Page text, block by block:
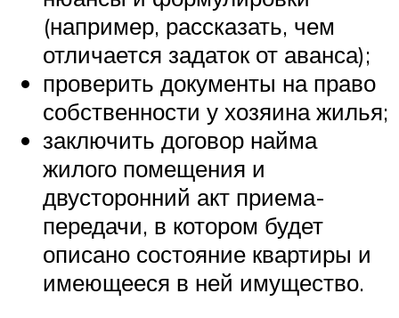
(например, рассказать, чем
отличается задаток от аванса);
проверить документы на право
собственности у хозяина жилья;
заключить договор найма
жилого помещения и
двусторонний акт приема-
передачи, в котором будет
описано состояние квартиры и
имеющееся в ней имущество.